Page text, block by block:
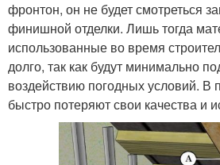
фронтон, он не будет смотреться
финишной отделки. Лишь тогда
использованные во время
долго, так как будут минимально
воздействию погодных условий. В
быстро потеряют свои качества и